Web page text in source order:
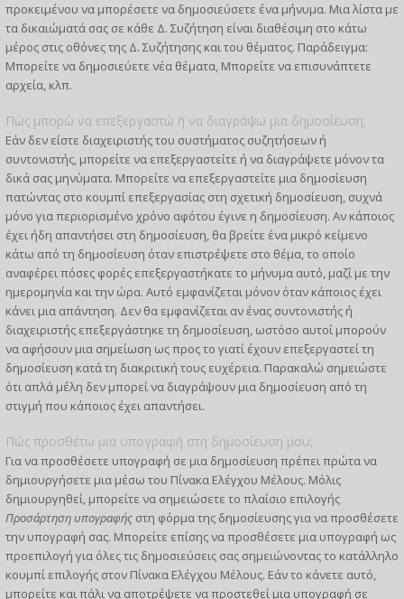
προκειμένου να μπορέσετε να δημοσιεύσετε ένα μήνυμα. Μια λίστα με
τα δικαιώματά σας σε κάθε Δ. Συζήτηση είναι διαθέσιμη στο κάτω
μέρος στις οθόνες της Δ. Συζήτησης και του θέματος. Παράδειγμα:
Μπορείτε να δημοσιεύετε νέα θέματα, Μπορείτε να επισυνάπτετε
αρχεία, κλπ.
Πώς μπορώ να επεξεργαστώ ή να διαγράψω μια δημοσίευση;
Εάν δεν είστε διαχειριστής του συστήματος συζητήσεων ή
συντονιστής, μπορείτε να επεξεργαστείτε ή να διαγράψετε μόνον τα
δικά σας μηνύματα. Μπορείτε να επεξεργαστείτε μια δημοσίευση
πατώντας στο κουμπί επεξεργασίας στη σχετική δημοσίευση, συχνά
μόνο για περιορισμένο χρόνο αφότου έγινε η δημοσίευση. Αν κάποιος
έχει ήδη απαντήσει στη δημοσίευση, θα βρείτε ένα μικρό κείμενο
κάτω από τη δημοσίευση όταν επιστρέψετε στο θέμα, το οποίο
αναφέρει πόσες φορές επεξεργαστήκατε το μήνυμα αυτό, μαζί με την
ημερομηνία και την ώρα. Αυτό εμφανίζεται μόνον όταν κάποιος έχει
κάνει μια απάντηση. Δεν θα εμφανίζεται αν ένας συντονιστής ή
διαχειριστής επεξεργάστηκε τη δημοσίευση, ωστόσο αυτοί μπορούν
να αφήσουν μια σημείωση ως προς το γιατί έχουν επεξεργαστεί τη
δημοσίευση κατά τη διακριτική τους ευχέρεια. Παρακαλώ σημειώστε
ότι απλά μέλη δεν μπορεί να διαγράψουν μια δημοσίευση από τη
στιγμή που κάποιος έχει απαντήσει.
Πώς προσθέτω μια υπογραφή στη δημοσίευση μου;
Για να προσθέσετε υπογραφή σε μια δημοσίευση πρέπει πρώτα να
δημιουργήσετε μια μέσω του Πίνακα Ελέγχου Μέλους. Μόλις
δημιουργηθεί, μπορείτε να σημειώσετε το πλαίσιο επιλογής
Προσάρτηση υπογραφής στη φόρμα της δημοσίευσης για να προσθέσετε
την υπογραφή σας. Μπορείτε επίσης να προσθέσετε μια υπογραφή ως
προεπιλογή για όλες τις δημοσιεύσεις σας σημειώνοντας το κατάλληλο
κουμπί επιλογής στον Πίνακα Ελέγχου Μέλους. Εάν το κάνετε αυτό,
μπορείτε και πάλι να αποτρέψετε να προστεθεί μια υπογραφή σε